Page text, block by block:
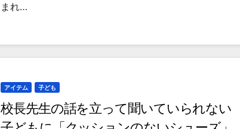
まれ…
アイテム 子ども
校長先生の話を立って聞いていられない